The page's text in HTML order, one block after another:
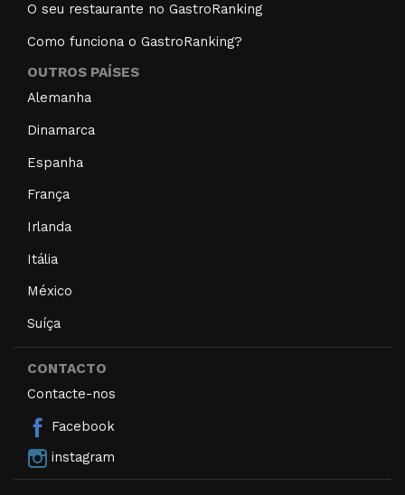
O seu restaurante no GastroRanking
Como funciona o GastroRanking?
OUTROS PAÍSES
Alemanha
Dinamarca
Espanha
França
Irlanda
Itália
México
Suíça
CONTACTO
Contacte-nos
Facebook
instagram